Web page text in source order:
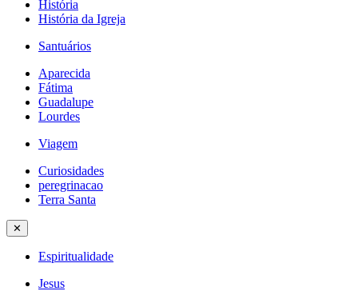
História
História da Igreja
Santuários
Aparecida
Fátima
Guadalupe
Lourdes
Viagem
Curiosidades
peregrinacao
Terra Santa
✕
Espiritualidade
Jesus